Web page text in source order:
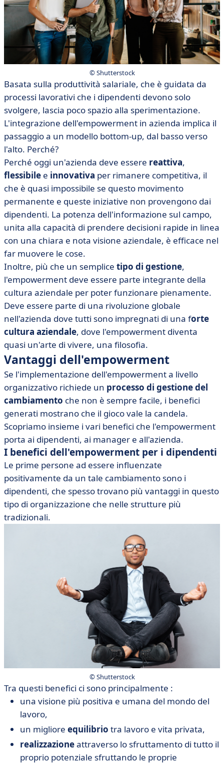
©️ Shutterstock
Basata sulla produttività salariale, che è guidata da
processi lavorativi che i dipendenti devono solo
svolgere, lascia poco spazio alla sperimentazione.
L'integrazione dell'empowerment in azienda implica il
passaggio a un modello bottom-up, dal basso verso
l'alto. Perché?
Perché oggi un'azienda deve essere reattiva,
flessibile e innovativa per rimanere competitiva, il
che è quasi impossibile se questo movimento
permanente e queste iniziative non provengono dai
dipendenti. La potenza dell'informazione sul campo,
unita alla capacità di prendere decisioni rapide in linea
con una chiara e nota visione aziendale, è efficace nel
far muovere le cose.
Inoltre, più che un semplice tipo di gestione,
l'empowerment deve essere parte integrante della
cultura aziendale per poter funzionare pienamente.
Deve essere parte di una rivoluzione globale
nell'azienda dove tutti sono impregnati di una forte
cultura aziendale, dove l'empowerment diventa
quasi un'arte di vivere, una filosofia.
Vantaggi dell'empowerment
Se l'implementazione dell'empowerment a livello
organizzativo richiede un processo di gestione del
cambiamento che non è sempre facile, i benefici
generati mostrano che il gioco vale la candela.
Scopriamo insieme i vari benefici che l'empowerment
porta ai dipendenti, ai manager e all'azienda.
I benefici dell'empowerment per i dipendenti
Le prime persone ad essere influenzate
positivamente da un tale cambiamento sono i
dipendenti, che spesso trovano più vantaggi in questo
tipo di organizzazione che nelle strutture più
tradizionali.
©️ Shutterstock
Tra questi benefici ci sono principalmente :
una visione più positiva e umana del mondo del
lavoro,
un migliore equilibrio tra lavoro e vita privata,
realizzazioneattraverso lo sfruttamento di tutto il
proprio potenziale sfruttando le proprie